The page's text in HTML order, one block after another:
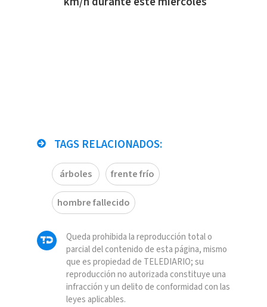
TAGS RELACIONADOS:
árboles frente frío
hombre fallecido
Queda prohibida la reproducción total o
parcial del contenido de esta página, mismo
que es propiedad de TELEDIARIO; su
reproducción no autorizada constituye una
infracción y un delito de conformidad con las
leyes aplicables.